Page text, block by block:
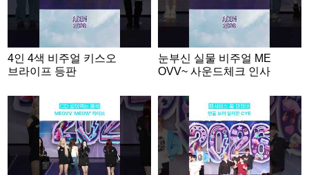
4인 4색 비주얼 키스오
브라이프 등판
눈부신 실물 비주얼 ME
OVV~ 사운드체크 인사